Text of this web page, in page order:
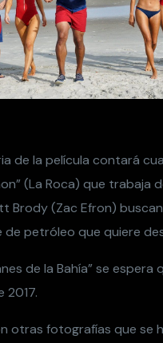
de la película contará
(La Roca) que trabaja
Brody (Zac Efron)
de petróleo que quiere
de la Bahía” se espera
2017.
otras fotografías que se